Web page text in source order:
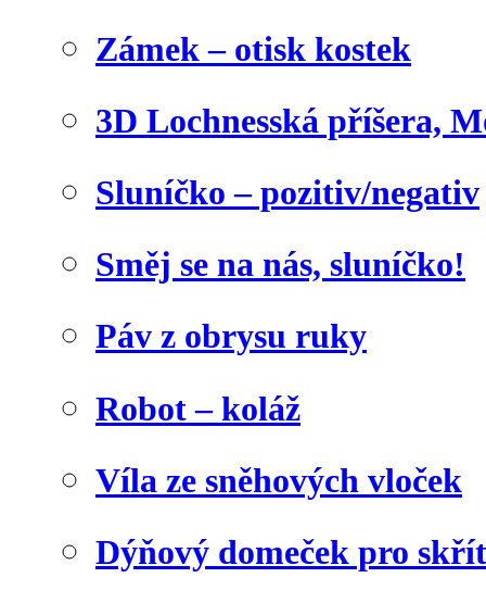
Zámek – otisk kostek
3D Lochnesská příšera,
Sluníčko – pozitiv/negativ
Směj se na nás, sluníčko!
Páv z obrysu ruky
Robot – koláž
Víla ze sněhových vloček
Dýňový domeček pro